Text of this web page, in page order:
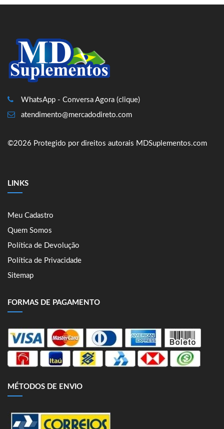
WhatsApp - Conversa Agora (clique)
atendimento@mercadodireto.com
©2026 Protegido por direitos autorais MDSuplementos.com
LINKS
Meu Cadastro
Quem Somos
Política de Devolução
Política de Privacidade
Sitemap
FORMAS DE PAGAMENTO
MÉTODOS DE ENVIO